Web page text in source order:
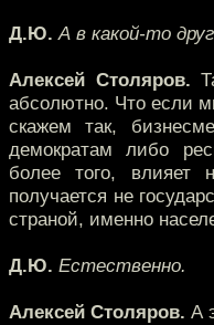
Д.Ю. А в какой-то
Алексей Столяров.
абсолютно. Что если
скажем так,
демократам либо
более того, влияет
получается не
страной, именно
Д.Ю. Естественно.
Алексей Столяров. А